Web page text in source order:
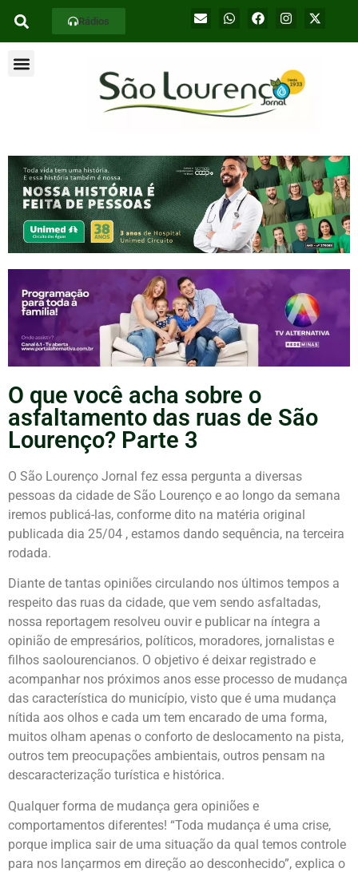
Rádios
O que você acha sobre o
asfaltamento das ruas de São
Lourenço? Parte 3
O São Lourenço Jornal fez essa pergunta a diversas
pessoas da cidade de São Lourenço e ao longo da semana
iremos publicá-las, conforme dito na matéria original
publicada dia 25/04 , estamos dando sequência, na terceira
rodada.
Diante de tantas opiniões circulando nos últimos tempos a
respeito das ruas da cidade, que vem sendo asfaltadas,
nossa reportagem resolveu ouvir e publicar na íntegra a
opinião de empresários, políticos, moradores, jornalistas e
filhos saolourencianos. O objetivo é deixar registrado e
acompanhar nos próximos anos esse processo de mudança
das característica do município, visto que é uma mudança
nítida aos olhos e cada um tem encarado de uma forma,
muitos olham apenas o conforto de deslocamento na pista,
outros tem preocupações ambientais, outros pensam na
descaracterização turística e histórica.
Qualquer forma de mudança gera opiniões e
comportamentos diferentes! “Toda mudança é uma crise,
porque implica sair de uma situação da qual temos controle
para nos lançarmos em direção ao desconhecido”, explica o